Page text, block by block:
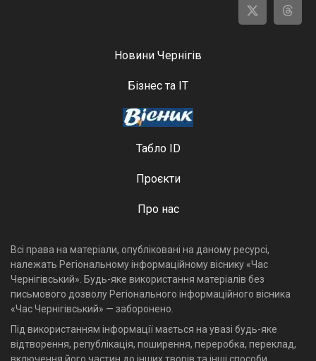
Новини Чернігів
Бізнес та ІТ
Табло ID
Проєкти
Про нас
Всі права на матеріали, опубліковані на даному ресурсі,
належать Регіональному інформаційному віснику «Час
Чернігівський». Будь-яке використання матеріалів без
письмового дозволу Регіонального інформаційного вісника
«Час Чернігівський» — заборонено.
Під використанням інформації мається на увазі будь-яке
відтворення, републікація, поширення, переробка, переклад,